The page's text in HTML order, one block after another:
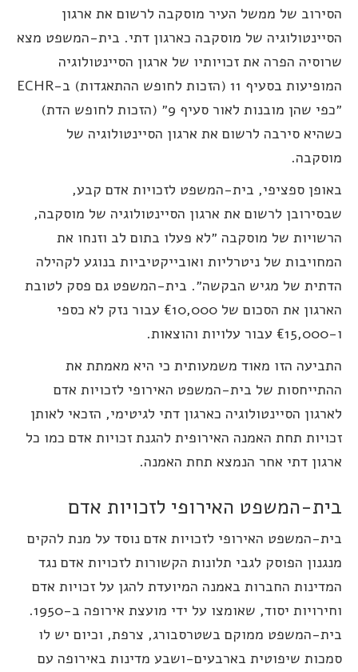
של ממשל העיר מוסקבה לרשום את ארגון
של מוסקבה כארגון דתי. בית-המשפט מצא
הפרה את זכויותיו של ארגון הסיינטולוגיה
המופיעות בסעיף 11 (הזכות לחופש ההתאגדות) ב-ECHR
״כפי שהן מובנות לאור סעיף 9״ (הזכות לחופש הדת)
סירבה לרשום את ארגון הסיינטולוגיה של
ספציפי, בית-המשפט לזכויות אדם קבע,
לרשום את ארגון הסיינטולוגיה של מוסקבה,
של מוסקבה ״לא פעלו בתום לב וזנחו את
של ניטרליות ואובייקטיביות בנוגע לקהילה
של מגיש הבקשה״. בית-המשפט גם פסק לטובת
הארגון את הסכום של €10,000 עבור נזק לא כספי
הזו מאוד משמעותית כי היא מאמתת את
של בית-המשפט האירופי לזכויות אדם
הסיינטולוגיה כארגון דתי לגיטימי, הזכאי לאותן
תחת האמנה האירופית להגנת זכויות אדם כמו כל
דתי אחר הנמצא תחת האמנה.
המשפט האירופי לזכויות אדם
המשפט האירופי לזכויות אדם נוסד על מנת להקים
הפוסק לגבי תלונות הקשורות לזכויות אדם נגד
החברות באמנה המיועדת להגן על זכויות אדם
וחירויות יסוד, שאומצו על ידי מועצת אירופה ב-1950.
המשפט ממוקם בשטרסבורג, צרפת, וכיום יש לו
שיפוטית בארבעים-ושבע מדינות באירופה עם